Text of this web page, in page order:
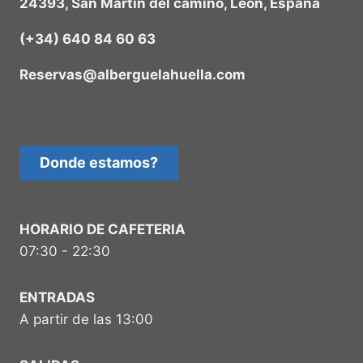
24393, San Martín del camino, León, España
(+34) 640 84 60 63
Reservas@alberguelahuella.com
Donde estamos?
HORARIO DE CAFETERIA
07:30 - 22:30
ENTRADAS
A partir de las 13:00